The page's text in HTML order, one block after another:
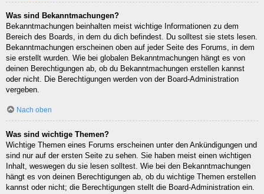
Was sind Bekanntmachungen?
Bekanntmachungen beinhalten meist wichtige Informationen zu dem
Bereich des Boards, in dem du dich befindest. Du solltest sie stets lesen.
Bekanntmachungen erscheinen oben auf jeder Seite des Forums, in dem
sie erstellt wurden. Wie bei globalen Bekanntmachungen hängt es von
deinen Berechtigungen ab, ob du Bekanntmachungen erstellen kannst
oder nicht. Die Berechtigungen werden von der Board-Administration
vergeben.
Nach oben
Was sind wichtige Themen?
Wichtige Themen eines Forums erscheinen unter den Ankündigungen und
sind nur auf der ersten Seite zu sehen. Sie haben meist einen wichtigen
Inhalt, weswegen du sie lesen solltest. Wie bei den Bekanntmachungen
hängt es von deinen Berechtigungen ab, ob du wichtige Themen erstellen
kannst oder nicht; die Berechtigungen stellt die Board-Administration ein.